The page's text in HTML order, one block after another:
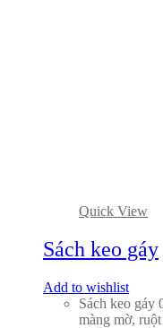
Quick View
Sách keo gáy
Add to wishlist
Sách keo gáy
màng mờ,